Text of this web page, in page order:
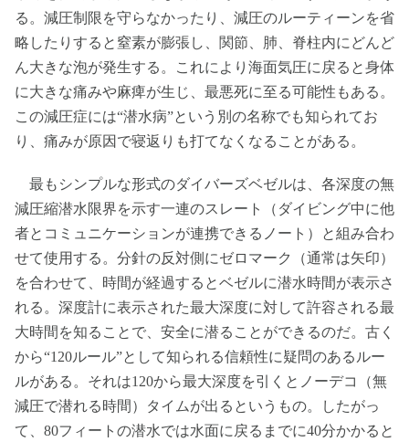
る。減圧制限を守らなかったり、減圧のルーティーンを省
略したりすると窒素が膨張し、関節、肺、脊柱内にどんど
ん大きな泡が発生する。これにより海面気圧に戻ると身体
に大きな痛みや麻痺が生じ、最悪死に至る可能性もある。
この減圧症には“潜水病”という別の名称でも知られてお
り、痛みが原因で寝返りも打てなくなることがある。
最もシンプルな形式のダイバーズベゼルは、各深度の無
減圧縮潜水限界を示す一連のスレート（ダイビング中に他
者とコミュニケーションが連携できるノート）と組み合わ
せて使用する。分針の反対側にゼロマーク（通常は矢印）
を合わせて、時間が経過するとベゼルに潜水時間が表示さ
れる。深度計に表示された最大深度に対して許容される最
大時間を知ることで、安全に潜ることができるのだ。古く
から“120ルール”として知られる信頼性に疑問のあるルー
ルがある。それは120から最大深度を引くとノーデコ（無
減圧で潜れる時間）タイムが出るというもの。したがっ
て、80フィートの潜水では水面に戻るまでに40分かかると